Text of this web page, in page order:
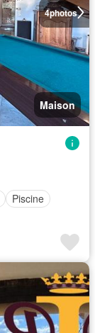
4photos
Maison
Piscine